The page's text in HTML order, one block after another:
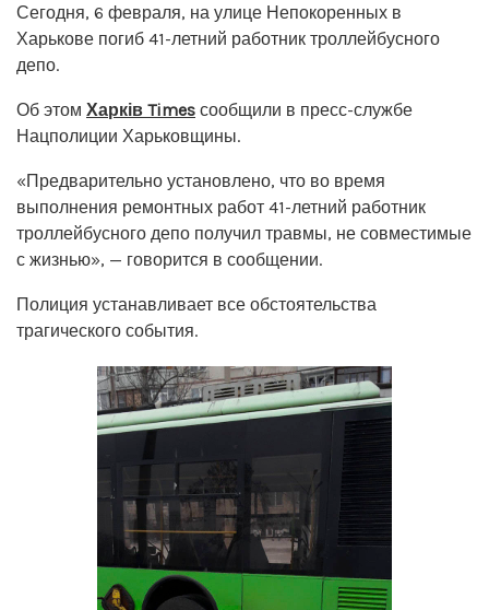
Сегодня, 6 февраля, на улице Непокоренных в
Харькове погиб 41-летний работник троллейбусного
депо.
Об этом Харків Times сообщили в пресс-службе
Нацполиции Харьковщины.
«Предварительно установлено, что во время
выполнения ремонтных работ 41-летний работник
троллейбусного депо получил травмы, не совместимые
с жизнью», — говорится в сообщении.
Полиция устанавливает все обстоятельства
трагического события.